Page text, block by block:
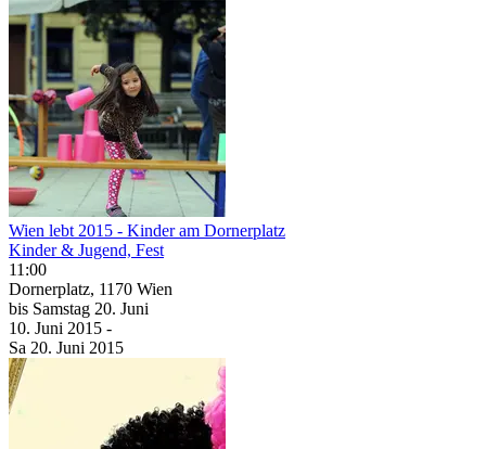
Wien lebt 2015 - Kinder am Dornerplatz
Kinder & Jugend, Fest
11:00
Dornerplatz, 1170 Wien
bis Samstag 20. Juni
10. Juni 2015 -
Sa 20. Juni 2015